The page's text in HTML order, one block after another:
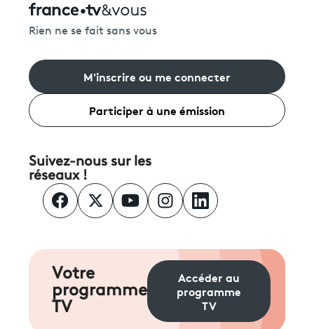
Rien ne se fait sans vous
M'inscrire ou me connecter
Participer à une émission
Suivez-nous sur les
réseaux !
Votre
programme
TV
Accéder au
programme
TV